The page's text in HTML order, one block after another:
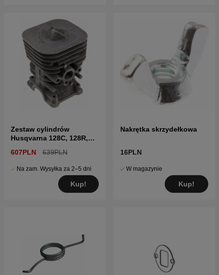
Zestaw cylindrów
Husqvarna 128C, 128R,
607PLN 639PLN
Na zam. Wysyłka za 2–5 dni
Kup!
Nakrętka skrzydełkowa
16PLN
W magazynie
Kup!